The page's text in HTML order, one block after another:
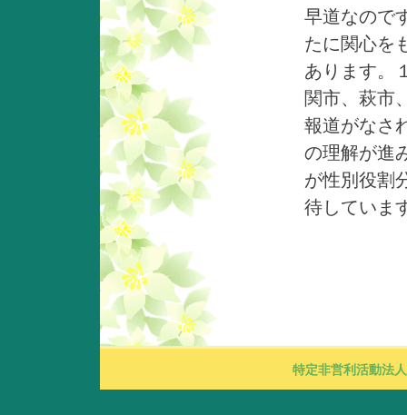
早道なので
たに関心を
あります。
関市、萩市
報道がなさ
の理解が進
が性別役割
待していま
特定非営利活動法